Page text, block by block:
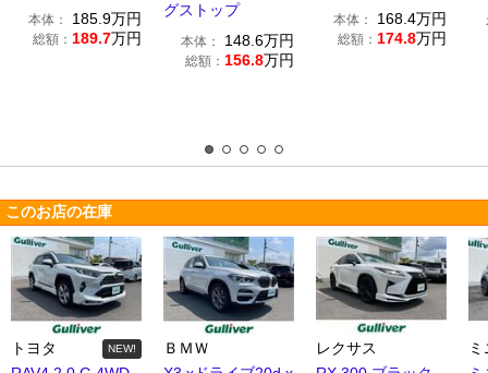
本体： 185.9万円
総額： 189.7万円
グストップ
本体： 148.6万円
総額： 156.8万円
本体： 168.4万円
総額： 174.8万円
このお店の在庫
トヨタ NEW!
ＢＭＷ
レクサス